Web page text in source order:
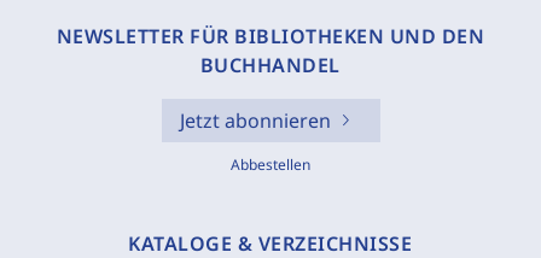
NEWSLETTER FÜR BIBLIOTHEKEN UND DEN
BUCHHANDEL
Jetzt abonnieren
Abbestellen
KATALOGE & VERZEICHNISSE